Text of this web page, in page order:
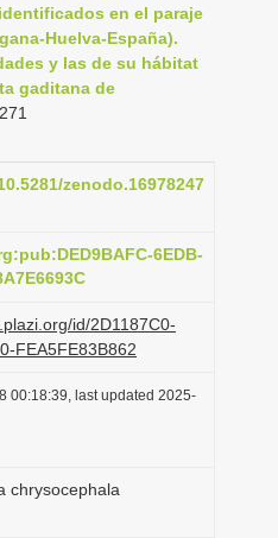
a
v
i
g
t
o
n
en el paraje
Huelva-España).
y las de su hábitat
gaditana de
zenodo.16978247
6EDB-
id/2D1187C0-
FEA5FE83B862
00:18:39, last updated 2025-
chrysocephala